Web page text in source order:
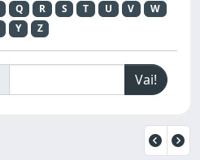
Q R S T U V
W
Y Z